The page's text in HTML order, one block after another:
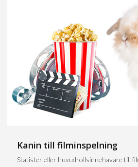
Kanin till filminspelning
Statister eller huvudrollsinnehavare till